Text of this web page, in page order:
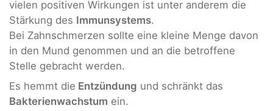
vielen positiven Wirkungen ist unter anderem die
Stärkung des Immunsystems.
Bei Zahnschmerzen sollte eine kleine Menge davon
in den Mund genommen und an die betroffene
Stelle gebracht werden.
Es hemmt die Entzündung und schränkt das
Bakterienwachstum ein.